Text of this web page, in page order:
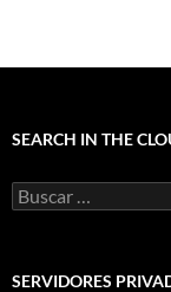
SEARCH IN THE
Buscar:
SERVIDORES